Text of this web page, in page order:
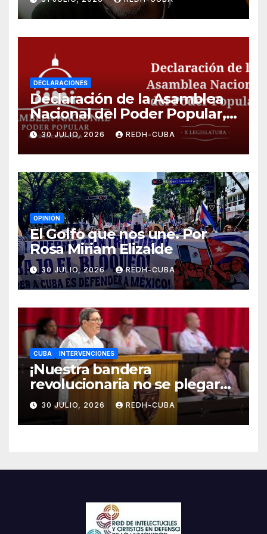
DECLARACIONES
Declaración de la Asamblea
Nacional del Poder Popular,
¡Cesen el cerco energético y
el castigo colectivo al pueblo
cubano!
30 JULIO, 2026 REDH-CUBA
OPINIÓN
El Golfo que nos une. Por
Rosa Miriam Elizalde
30 JULIO, 2026 REDH-CUBA
CUBA INTERVENCIONES
¡Nuestra bandera
revolucionaria no se plegará
jamás! Por Bruno Rodríguez
Parrilla
30 JULIO, 2026 REDH-CUBA